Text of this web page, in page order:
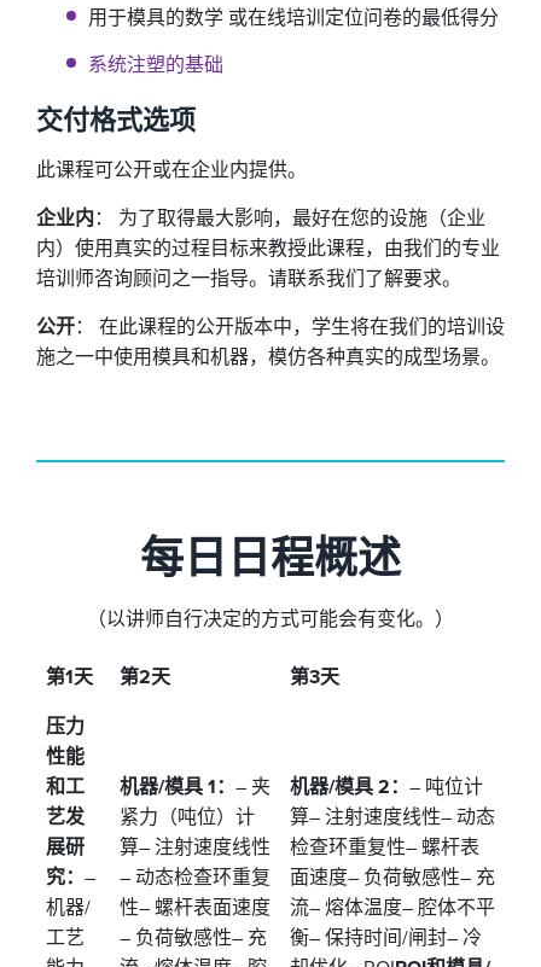
用于模具的数学 或在线培训定位问卷的最低得分
系统注塑的基础
交付格式选项
此课程可公开或在企业内提供。
企业内： 为了取得最大影响，最好在您的设施（企业
内）使用真实的过程目标来教授此课程，由我们的专业
培训师咨询顾问之一指导。请联系我们了解要求。
公开： 在此课程的公开版本中，学生将在我们的培训设
施之一中使用模具和机器，模仿各种真实的成型场景。
每日日程概述
（以讲师自行决定的方式可能会有变化。）
第1天 第2天
第3天
压力
性能
和工
艺发
展研
究： –
机器/
工艺
机器/模具 1： – 夹
紧力（吨位）计
算– 注射速度线性
– 动态检查环重复
性– 螺杆表面速度
– 负荷敏感性– 充
机器/模具 2： – 吨位计
算– 注射速度线性– 动态
检查环重复性– 螺杆表
面速度– 负荷敏感性– 充
流– 熔体温度– 腔体不平
衡– 保持时间/闸封– 冷